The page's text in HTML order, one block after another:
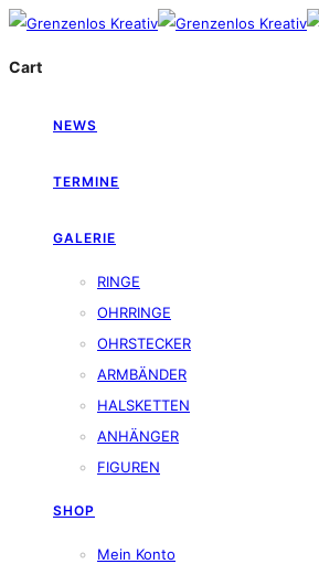
Cart
NEWS
TERMINE
GALERIE
RINGE
OHRRINGE
OHRSTECKER
ARMBÄNDER
HALSKETTEN
ANHÄNGER
FIGUREN
SHOP
Mein Konto